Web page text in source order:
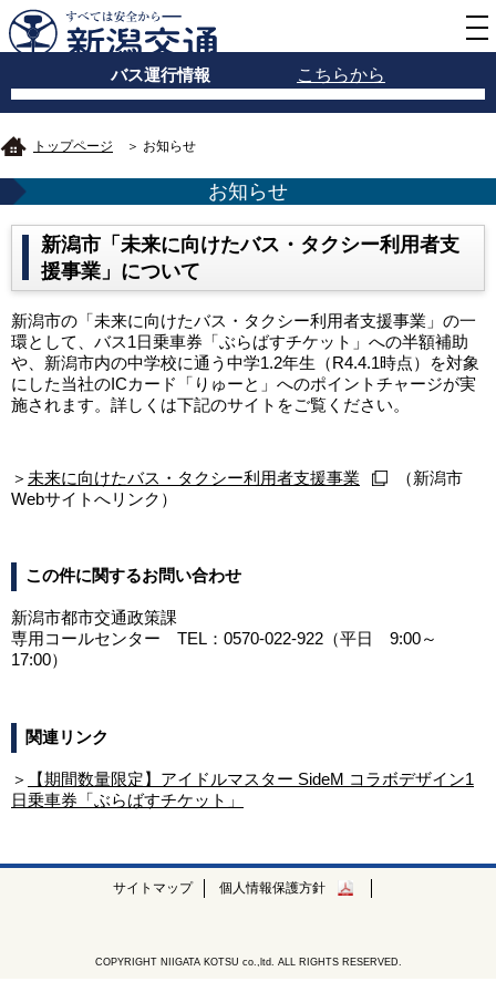
バス運行情報 こちらから
トップページ ＞ お知らせ
お知らせ
新潟市「未来に向けたバス・タクシー利用者支
援事業」について
新潟市の「未来に向けたバス・タクシー利用者支援事業」の一
環として、バス1日乗車券「ぶらばすチケット」への半額補助
や、新潟市内の中学校に通う中学1.2年生（R4.4.1時点）を対象
にした当社のICカード「りゅーと」へのポイントチャージが実
施されます。詳しくは下記のサイトをご覧ください。
＞ 未来に向けたバス・タクシー利用者支援事業
（新潟市
Webサイトへリンク）
この件に関するお問い合わせ
新潟市都市交通政策課
専用コールセンター TEL：0570-022-922（平日 9:00～
17:00）
関連リンク
＞
【期間数量限定】アイドルマスター SideM コラボデザイン1
日乗車券「ぶらばすチケット」
サイトマップ 個人情報保護方針
COPYRIGHT NIIGATA KOTSU co.,ltd. ALL RIGHTS RESERVED.